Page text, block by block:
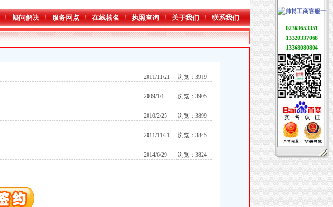
疑问解决 服务网点 在线核名 执照查询 关于我们 联系我们
2011/11/21 浏览：3919
2009/1/1 浏览：3905
2010/2/25 浏览：3899
2011/11/21 浏览：3845
2014/6/29 浏览：3824
02363653351
13320337068
13368080804